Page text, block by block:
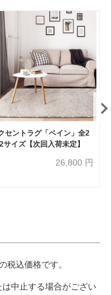
セントラグ「ベイン」全2
サイズ【次回入荷未定】
26,800 円
込価格です。
中止する場合がござい